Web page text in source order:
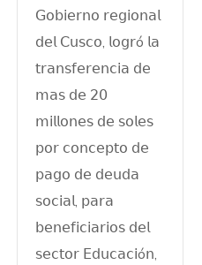
𝖦𝗈𝖻𝗂𝖾𝗋𝗇𝗈 𝗋𝖾𝗀𝗂𝗈𝗇𝖺𝗅
𝖽𝖾𝗅 𝖢𝗎𝗌𝖼𝗈, 𝗅𝗈𝗀𝗋ó 𝗅𝖺
𝗍𝗋𝖺𝗇𝗌𝖿𝖾𝗋𝖾𝗇𝖼𝗂𝖺 𝖽𝖾
𝗆𝖺𝗌 𝖽𝖾 𝟤𝟢
𝗆𝗂𝗅𝗅𝗈𝗇𝖾𝗌 𝖽𝖾 𝗌𝗈𝗅𝖾𝗌
𝗉𝗈𝗋 𝖼𝗈𝗇𝖼𝖾𝗉𝗍𝗈 𝖽𝖾
𝗉𝖺𝗀𝗈 𝖽𝖾 𝖽𝖾𝗎𝖽𝖺
𝗌𝗈𝖼𝗂𝖺𝗅, 𝗉𝖺𝗋𝖺
𝖻𝖾𝗇𝖾𝖿𝗂𝖼𝗂𝖺𝗋𝗂𝗈𝗌 𝖽𝖾𝗅
𝗌𝖾𝖼𝗍𝗈𝗋 𝖤𝖽𝗎𝖼𝖺𝖼𝗂ó𝗇,